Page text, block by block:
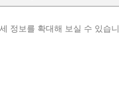
정보를 확대해 보실 수 있습